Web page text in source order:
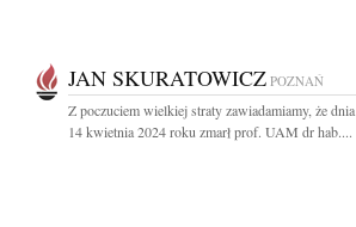
JAN SKURATOWICZ POZNAŃ
Z poczuciem wielkiej straty zawiadamiamy, że dnia
14 kwietnia 2024 roku zmarł prof. UAM dr hab....